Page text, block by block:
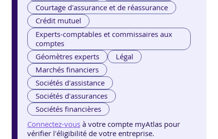
Courtage d'assurance et de réassurance
Crédit mutuel
Experts-comptables et commissaires aux
comptes
Géomètres experts
Légal
Marchés financiers
Sociétés d'assistance
Sociétés d'assurances
Sociétés financières
Connectez-vous à votre compte myAtlas pour
vérifier l'éligibilité de votre entreprise.